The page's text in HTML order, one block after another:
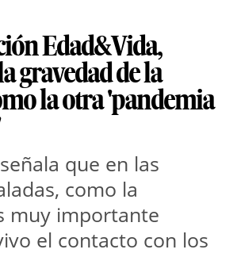
Edad&Vida,
gravedad de la
la otra 'pandemia
que en las
como la
muy importante
el contacto con los